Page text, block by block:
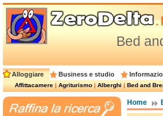
Bed
Alloggiare Business e studio
Affittacamere|Agriturismo|Alberghi|Bed and
Home